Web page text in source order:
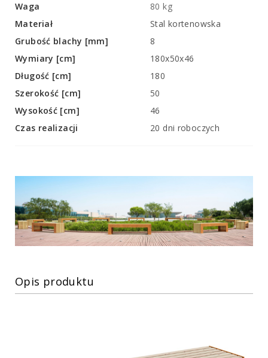
Waga
80 kg
Materiał
Stal kortenowska
Grubość blachy [mm]
8
Wymiary [cm]
180x50x46
Długość [cm]
180
Szerokość [cm]
50
Wysokość [cm]
46
Czas realizacji
20 dni roboczych
Opis produktu